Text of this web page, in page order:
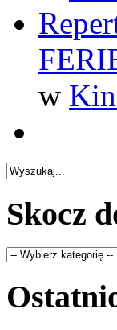
w
Skocz